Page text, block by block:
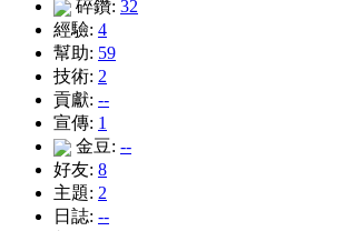
碎鑽: 32
經驗: 4
幫助: 59
技術: 2
貢獻: --
宣傳: 1
金豆: --
好友: 8
主題: 2
日誌: --